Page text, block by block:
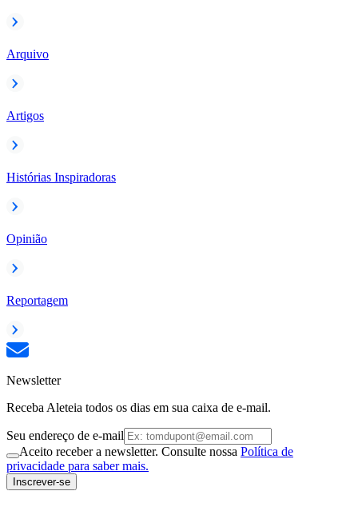
Arquivo
Artigos
Histórias Inspiradoras
Opinião
Reportagem
Newsletter
Receba Aleteia todos os dias em sua caixa de e-mail.
Seu endereço de e-mail
Aceito receber a newsletter. Consulte nossa Política de
privacidade para saber mais.
Inscrever-se